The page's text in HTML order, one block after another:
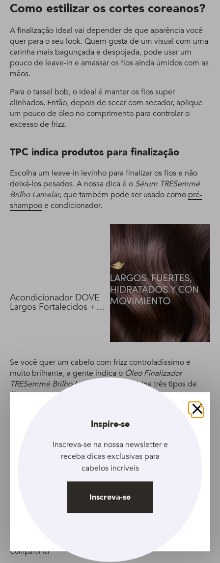
Como estilizar os cortes coreanos?
A finalização ideal vai depender de que aparência você
quer para o seu look. Quem gosta de um visual com uma
carinha mais bagunçada e despojada, pode usar um
pouco de leave-in e amassar os fios ainda úmidos com as
mãos.
Para o tassel bob, o ideal é manter os fios super
alinhados. Então, depois de secar com secador, aplique
um pouco de óleo no comprimento para controlar o
excesso de frizz.
TPC indica produtos para finalização
Escolha um leave-in levinho para finalizar os fios e não
deixá-los pesados. A nossa dica é o Sérum TRESemmé
Brilho Lamelar, que também pode ser usado como pré-
shampooe condicionador.
Acondicionador DOVE
Largos Fortalecidos +
Se você quer um cabelo com frizz controladíssimo e
muito brilhante, a gente indica o Óleo Finalizador
TRESemmé Brilho Lamelar
, que combina três tipos de
óleos vegetaisdiferentes.
Compartilhar
Fechar
Inspire-se
Inscreva-se na nossa newsletter e
receba dicas exclusivas para
cabelos incríveis
Inscreva-se